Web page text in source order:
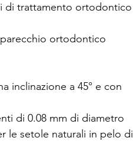
di trattamento ortodontico
ortodontico
inclinazione a 45° e con
di 0.08 mm di diametro
le setole naturali in pelo di